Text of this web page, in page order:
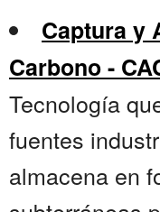
Captura y
Carbono -
Tecnología
fuentes
almacena en